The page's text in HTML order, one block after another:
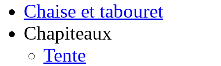
Chaise et tabouret
Chapiteaux
Tente